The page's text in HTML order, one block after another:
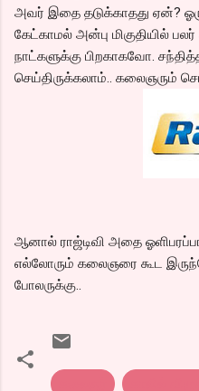
அவர் இதை தடுக்காதது ஏன்?
கேட்காமல் அன்பு மிகுதியில்
நாட்களுக்கு பிறகாகவோ.
செய்திருக்கலாம்.. கலைஞரும்
ஆனால் ராஜ்டிவி அதை
எல்லோரும் கலைஞரை கூட
போலருக்கு..